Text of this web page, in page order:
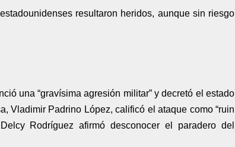
resultaron heridos, aunque sin riesgo
una “gravísima agresión militar” y decretó el estado
Vladimir Padrino López, calificó el ataque como “ruin
Rodríguez afirmó desconocer el paradero del